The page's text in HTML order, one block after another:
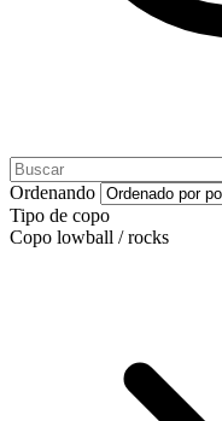
Ordenando
Tipo de copo
Copo lowball / rocks